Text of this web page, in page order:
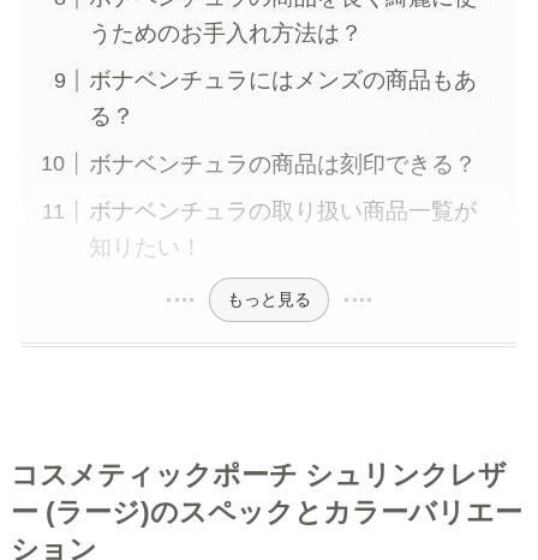
うためのお手入れ方法は？
ボナベンチュラにはメンズの商品もあ
る？
ボナベンチュラの商品は刻印できる？
ボナベンチュラの取り扱い商品一覧が
知りたい！
もっと見る
コスメティックポーチ シュリンクレザ
ー (ラージ)のスペックとカラーバリエー
ション